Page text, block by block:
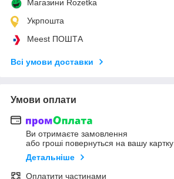
Магазини Rozetka
Укрпошта
Meest ПОШТА
Всі умови доставки
Умови оплати
Ви отримаєте замовлення
або гроші повернуться на вашу картку
Детальніше
Оплатити частинами